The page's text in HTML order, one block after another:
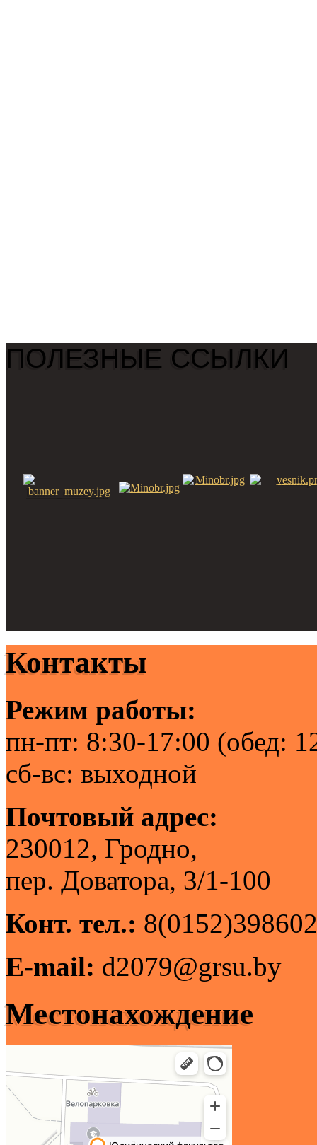
ПОЛЕЗНЫЕ ССЫЛКИ
Контакты
Режим работы:
пн-пт: 8:30-17:00 (обед:
сб-вс: выходной
Почтовый адрес:
230012, Гродно,
пер. Доватора, 3/1-100
Конт. тел.:
E-mail: d2079@grsu.by
Местонахождение